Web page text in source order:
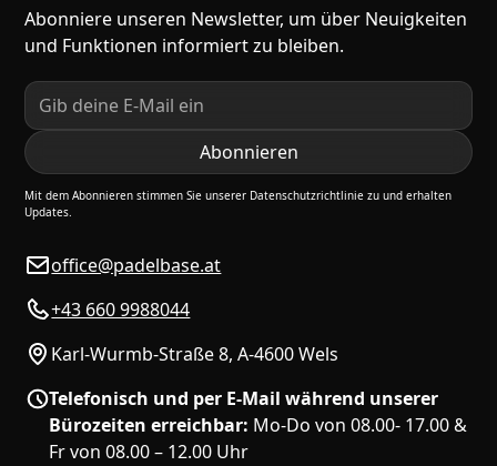
Abonniere unseren Newsletter, um über Neuigkeiten
und Funktionen informiert zu bleiben.
Mit dem Abonnieren stimmen Sie unserer Datenschutzrichtlinie zu und erhalten
Updates.
office@padelbase.at
+43 660 9988044
Karl-Wurmb-Straße 8, A-4600 Wels
Telefonisch und per E-Mail während unserer
Bürozeiten erreichbar: Mo-Do von 08.00- 17.00 &
Fr von 08.00 – 12.00 Uhr